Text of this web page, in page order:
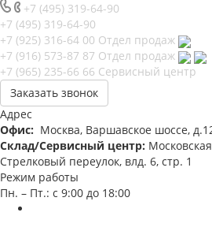
+7 (495) 319-64-90
+7 (495) 319-64-90
+7 (925) 316-64 00 Отдел продаж
+7 (916) 573-87 87 Отдел продаж
+7 (965) 235-66 66 Сервисный центр
Заказать звонок
Адрес
Офис: Москва, Варшавское шоссе,
Склад/Сервисный центр:
Стрелковый переулок, влд. 6, стр. 1
Режим работы
Пн. – Пт.: с 9:00 до 18:00